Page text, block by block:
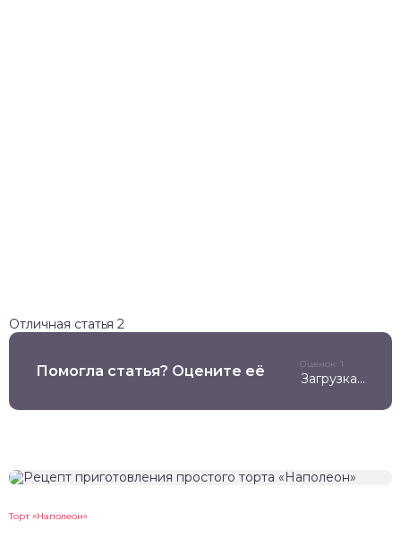
Отличная статья 2
Помогла статья? Оцените её Оценок: 1
Загрузка...
Торт «Наполеон»